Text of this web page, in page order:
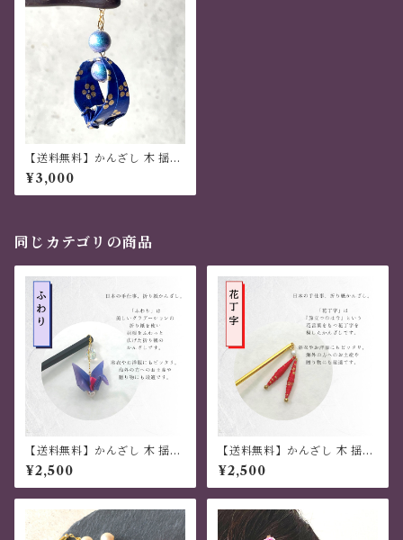
【送料無料】かんざし 木 揺れ
る 普段使い ハンドメイド 日本
伝統 折り紙 撥水仕上 職人技
青 夏祭り 花火大会 プレゼント
¥3,000
同じカテゴリの商品
【送料無料】かんざし 木 揺れ
る 普段使い ハンドメイド 日本
伝統 折り紙 撥水仕上 職人技
青 夏祭り 花火大会 プレゼント
¥2,500
【送料無料】かんざし 木 揺れ
る 普段使い ハンドメイド 日本
伝統 折り紙 撥水仕上 職人技
赤 夏祭り 花火大会 プレゼント
¥2,500